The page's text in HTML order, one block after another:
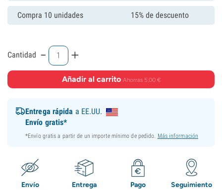
Compra 10 unidades 15% de descuento
Cantidad - +
Añadir al carrito·Ahorras 5,00 €
Entrega rápida a EE.UU.
Envío gratis*
*Envío gratis a partir de un importe mínimo de pedido. Más información
Envío
Entrega
Pago
Seguimiento